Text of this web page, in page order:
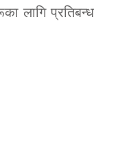
लागि प्रतिबन्ध